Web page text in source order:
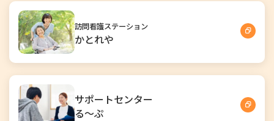
訪問看護ステーション
かとれや
サポートセンター
る～ぷ